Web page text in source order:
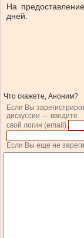
На
дней.
Что скажете, Аноним?
Если Вы
дискуссии — введите
свой логин (email)
Если Вы еще не